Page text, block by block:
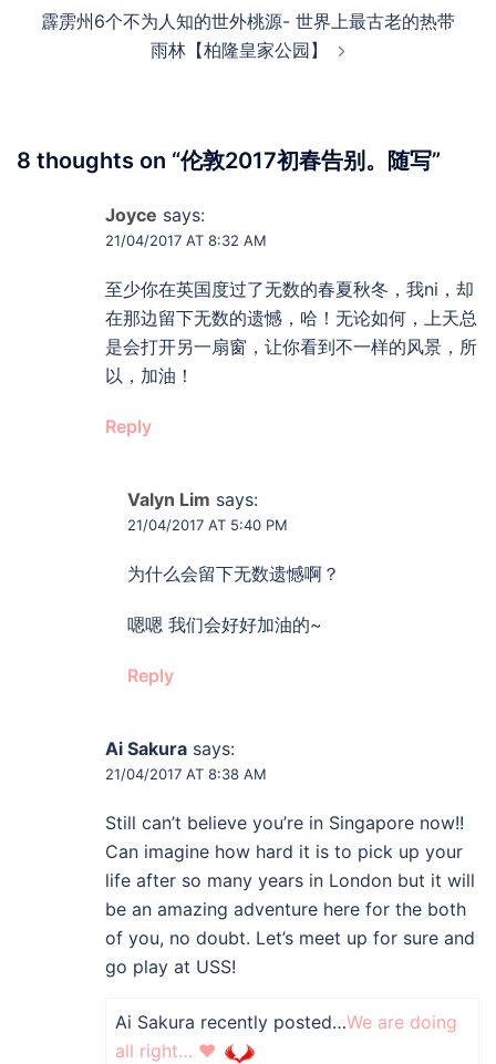
霹雳州6个不为人知的世外桃源- 世界上最古老的热带
雨林【柏隆皇家公园】
8 thoughts on “伦敦2017初春告别。随写”
Joyce says:
21/04/2017 AT 8:32 AM
至少你在英国度过了无数的春夏秋冬，我ni，却
在那边留下无数的遗憾，哈！无论如何，上天总
是会打开另一扇窗，让你看到不一样的风景，所
以，加油！
Reply
Valyn Lim says:
21/04/2017 AT 5:40 PM
为什么会留下无数遗憾啊？
嗯嗯 我们会好好加油的~
Reply
Ai Sakura says:
21/04/2017 AT 8:38 AM
Still can’t believe you’re in Singapore now!!
Can imagine how hard it is to pick up your
life after so many years in London but it will
be an amazing adventure here for the both
of you, no doubt. Let’s meet up for sure and
go play at USS!
Ai Sakura recently posted…We are doing
all right… ❤